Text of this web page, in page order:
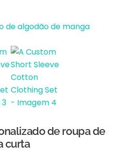
de roupa de
curta